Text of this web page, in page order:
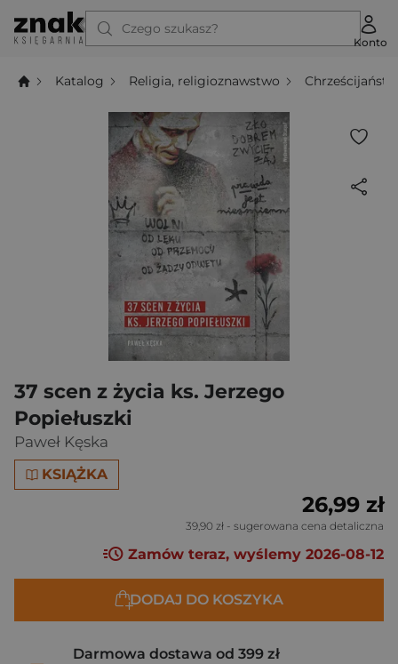
Czego szukasz?
Konto
Katalog Religia, religioznawstwo
37 scen z życia ks. Jerzego
Popiełuszki
Paweł Kęska
KSIĄŻKA
26,99 zł
39,90 zł - sugerowana cena detaliczna
Zamów teraz, wyślemy 2026-08-12
DODAJ DO KOSZYKA
Darmowa dostawa od 399 zł